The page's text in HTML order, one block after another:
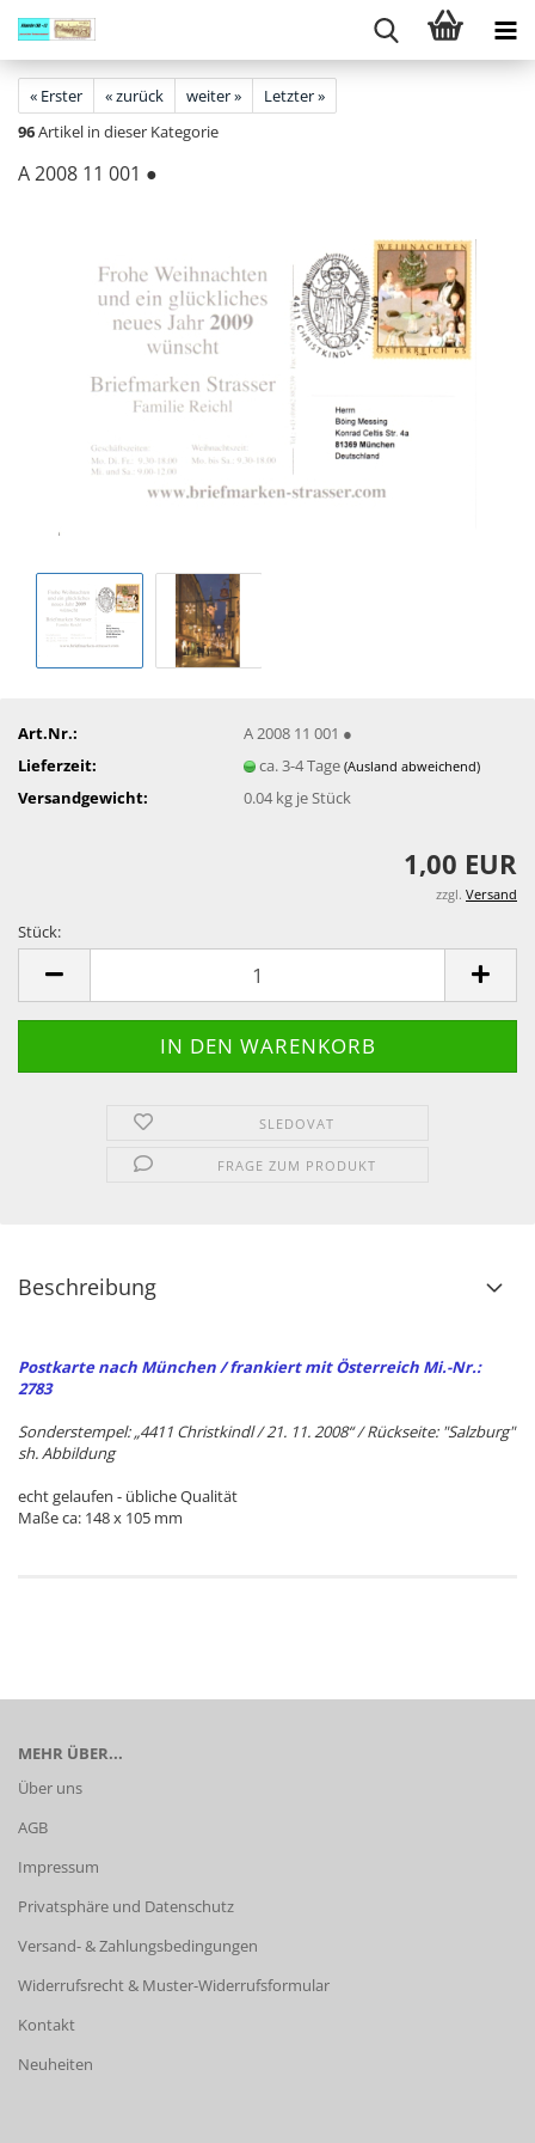
« Erster « zurück weiter »
Letzter »
96Artikel in dieser Kategorie
A 2008 11 001 ●
Art.Nr.:
A 2008 11 001 ●
Lieferzeit:
ca. 3-4 Tage(Ausland abweichend)
Versandgewicht: 0.04kg je Stück
1,00 EUR
zzgl. Versand
Stück:
SLEDOVAT
FRAGE ZUM PRODUKT
Beschreibung
Postkarte nach München / frankiert mit Österreich Mi.-Nr.:
2783
Sonderstempel: „4411 Christkindl / 21. 11. 2008“ / Rückseite: "Salzburg"
sh. Abbildung
echt gelaufen - übliche Qualität
Maße ca: 148 x 105 mm
MEHR ÜBER...
Über uns
AGB
Impressum
Privatsphäre und Datenschutz
Versand- & Zahlungsbedingungen
Widerrufsrecht & Muster-Widerrufsformular
Kontakt
Neuheiten